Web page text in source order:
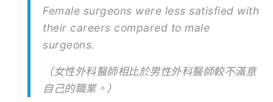
Female surgeons were less satisfied with
their careers compared to male
surgeons.
（女性外科醫師相比於男性外科醫師較不滿意
自己的職業。）